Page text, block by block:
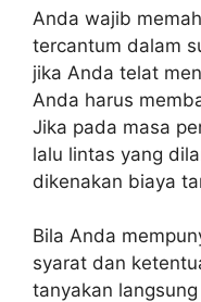
Anda wajib
tercantum dalam
jika Anda telat
Anda harus
Jika pada masa
lalu lintas yang
dikenakan biaya
Bila Anda
syarat dan
tanyakan